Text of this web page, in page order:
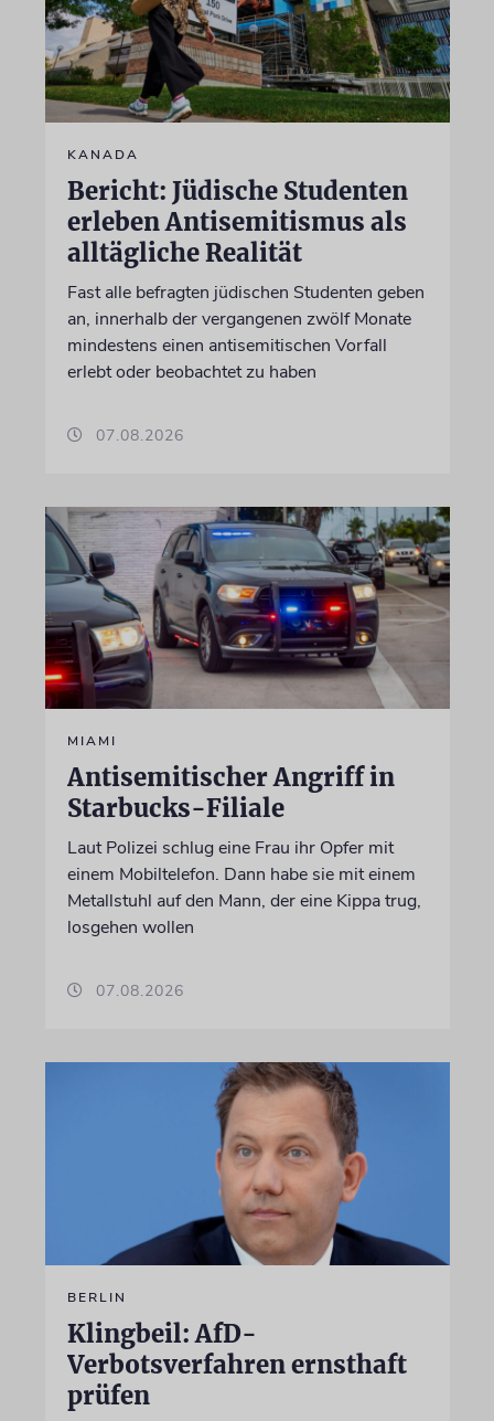
KANADA
Bericht: Jüdische Studenten
erleben Antisemitismus als
alltägliche Realität
Fast alle befragten jüdischen Studenten geben
an, innerhalb der vergangenen zwölf Monate
mindestens einen antisemitischen Vorfall
erlebt oder beobachtet zu haben
07.08.2026
MIAMI
Antisemitischer Angriff in
Starbucks-Filiale
Laut Polizei schlug eine Frau ihr Opfer mit
einem Mobiltelefon. Dann habe sie mit einem
Metallstuhl auf den Mann, der eine Kippa trug,
losgehen wollen
07.08.2026
BERLIN
Klingbeil: AfD-
Verbotsverfahren ernsthaft
prüfen